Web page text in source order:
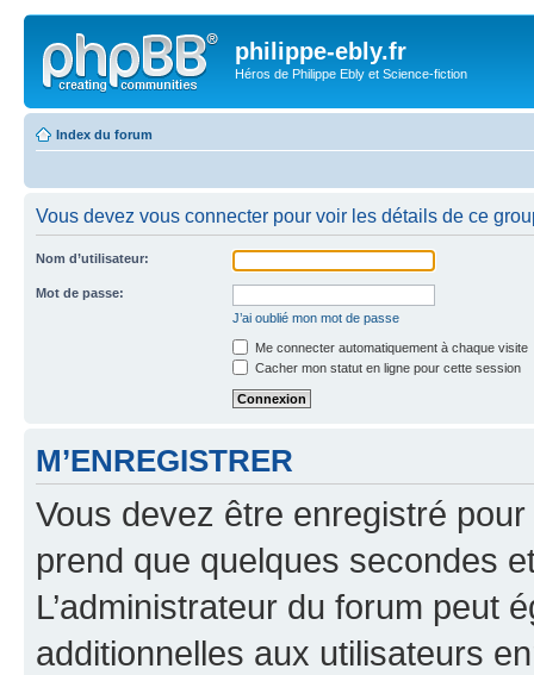
philippe-ebly.fr
Héros de Philippe Ebly et Science-fiction
Index du forum
Vous devez vous connecter pour voir les détails de ce
Nom d’utilisateur:
Mot de passe:
J’ai oublié mon mot de passe
Me connecter automatiquement à chaque visite
Cacher mon statut en ligne pour cette session
M’ENREGISTRER
Vous devez être enregistré
prend que quelques secondes
L’administrateur du forum peut
additionnelles aux utilisateurs